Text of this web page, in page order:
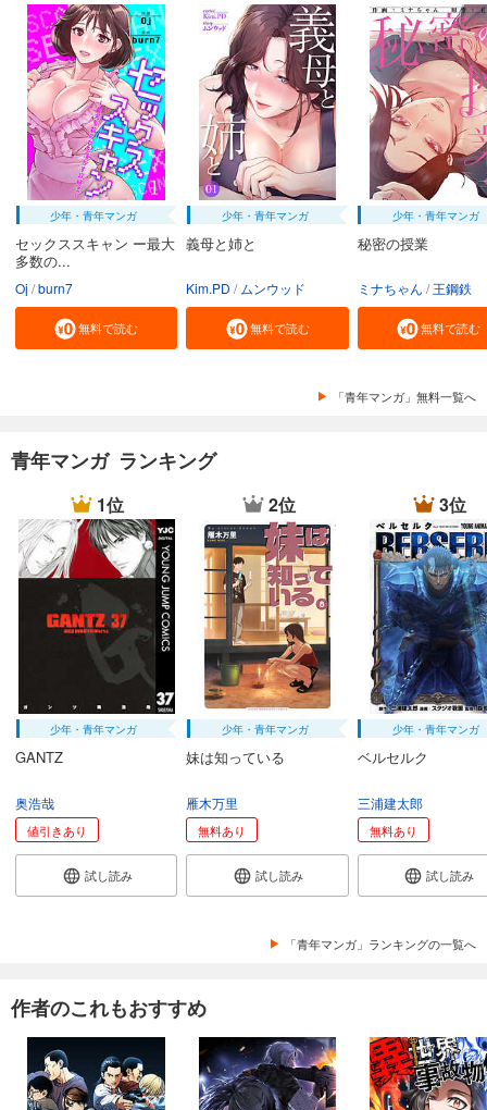
完結
カート
試し読み
あらすじを表示する
KILL THE MONSTER【タテヨミ】最終話「最後の約束」
73円 (税込)
完結
カート
試し読み
あらすじを表示する
少年・青年マンガ
セックススキャン ー最大
多数の...
Oj burn7
無料で読む
少年・青年マンガ
義母と姉と
Kim.PD ムンウッド
無料で読む
少年・青年マンガ
秘密の授業
ミナちゃん 王鋼鉄
無料で読む
「青年マンガ」無料一覧へ
青年マンガ ランキング
1位
少年・青年マンガ
GANTZ
奥浩哉
値引きあり
試し読み
2位
少年・青年マンガ
妹は知っている
雁木万里
無料あり
試し読み
3位
少年・青年マンガ
ベルセルク
三浦建太郎
無料あり
試し読み
「青年マンガ」ランキングの一覧へ
作者のこれもおすすめ